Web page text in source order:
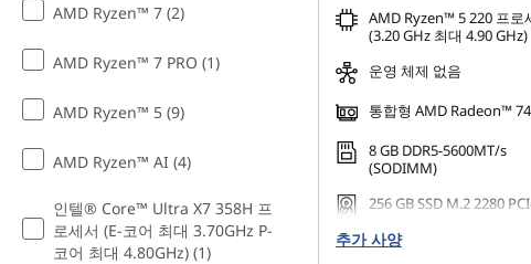
AMD Ryzen™ 7 (2)
AMD Ryzen™ 7 PRO (1)
AMD Ryzen™ 5 (9)
AMD Ryzen™ AI (4)
인텔® Core™ Ultra X7 358H 프
로세서 (E-코어 최대 3.70GHz P-
코어 최대 4.80GHz) (1)
AMD Ryzen™ 5 220 프로
(3.20 GHz 최대 4.90 GHz)
운영 체제 없음
통합형 AMD Radeon™
8 GB DDR5-5600MT/s
(SODIMM)
256 GB SSD M.2 2280
추가 사양